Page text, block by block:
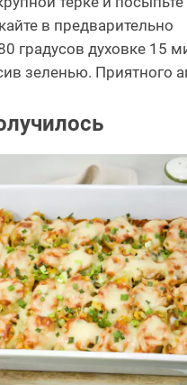
в предварительно
градусов духовке 15
зеленью. Приятного